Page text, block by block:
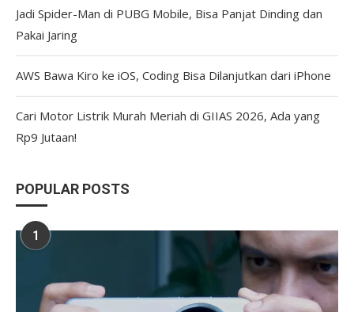
Jadi Spider-Man di PUBG Mobile, Bisa Panjat Dinding dan
Pakai Jaring
AWS Bawa Kiro ke iOS, Coding Bisa Dilanjutkan dari iPhone
Cari Motor Listrik Murah Meriah di GIIAS 2026, Ada yang
Rp9 Jutaan!
POPULAR POSTS
1